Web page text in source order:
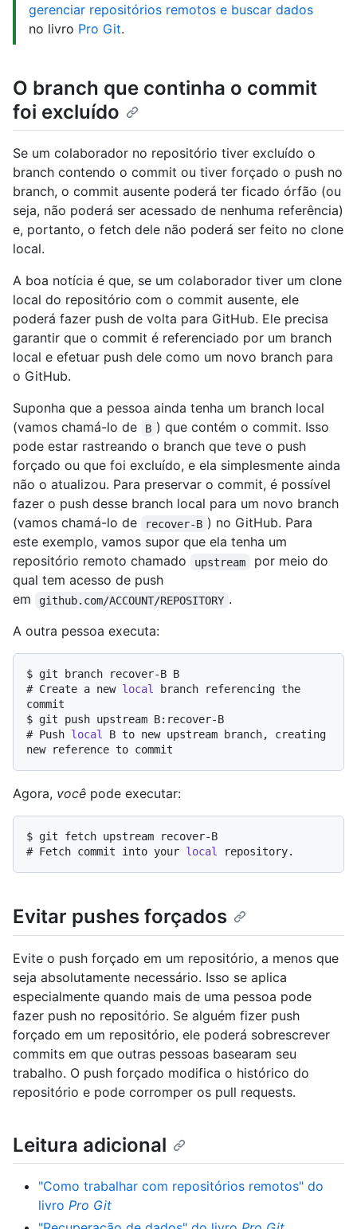
gerenciar repositórios remotos e buscar dados
no livro Pro Git.
O branch que continha o commit
foi excluído
Se um colaborador no repositório tiver excluído o
branch contendo o commit ou tiver forçado o push no
branch, o commit ausente poderá ter ficado órfão (ou
seja, não poderá ser acessado de nenhuma referência)
e, portanto, o fetch dele não poderá ser feito no clone
local.
A boa notícia é que, se um colaborador tiver um clone
local do repositório com o commit ausente, ele
poderá fazer push de volta para GitHub. Ele precisa
garantir que o commit é referenciado por um branch
local e efetuar push dele como um novo branch para
o GitHub.
Suponha que a pessoa ainda tenha um branch local
(vamos chamá-lo de
B ) que contém o commit. Isso
pode estar rastreando o branch que teve o push
forçado ou que foi excluído, e ela simplesmente ainda
não o atualizou. Para preservar o commit, é possível
fazer o push desse branch local para um novo branch
(vamos chamá-lo de
recover-B ) no GitHub. Para
este exemplo, vamos supor que ela tenha um
repositório remoto chamado
upstream
por meio do
qual tem acesso de push
em
github.com/ACCOUNT/REPOSITORY .
A outra pessoa executa:
$ git branch recover-B B
# Create a new local branch referencing the
commit
$ git push upstream B:recover-B
# Push local B to new upstream branch, creating
new reference to commit
Agora, você pode executar:
$ git fetch upstream recover-B
# Fetch commit into your local repository.
Evitar pushes forçados
Evite o push forçado em um repositório, a menos que
seja absolutamente necessário. Isso se aplica
especialmente quando mais de uma pessoa pode
fazer push no repositório. Se alguém fizer push
forçado em um repositório, ele poderá sobrescrever
commits em que outras pessoas basearam seu
trabalho. O push forçado modifica o histórico do
repositório e pode corromper os pull requests.
Leitura adicional
"Como trabalhar com repositórios remotos" do
livro Pro Git